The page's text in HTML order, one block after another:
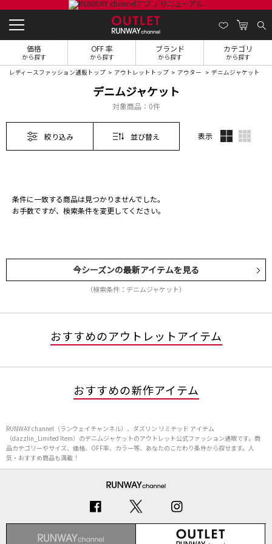
価格
から探す
OFF 率
から探す
ブランド
から探す
カテゴリ
から探す
レディースファッション通販トップ アウトレットトップ アウター デニムジャケット
デニムジャケット
対象商品： 0件
絞り込み 並び替え 表示
条件に一致する商品は見つかりませんでした。
お手数ですが、検索条件を変更してください。
今シーズンの最新アイテムを見る
（検索条件：デニムジャケット）
おすすめのアウトレットアイテム
おすすめの新作アイテム
RUNWAY channel（ランウェイチャンネル）、ダズリン リミテッド アイテム
（dazzlin_Limited Item）のデニムジャケットのアウトレット公式ファッション通販です。商
品カテゴリーやサイズ、価格、OFF率、カラー等、あなたのこだわり条件から探せます。人
気・おすすめ商品も満載！